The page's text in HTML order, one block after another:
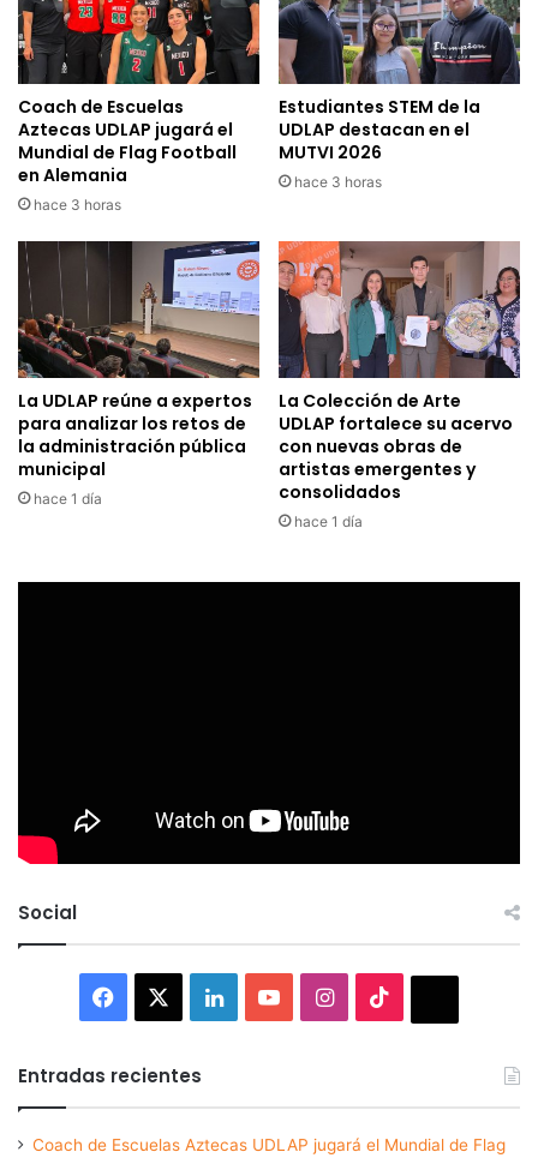
Coach de Escuelas
Aztecas UDLAP jugará el
Mundial de Flag Football
en Alemania
hace 3 horas
Estudiantes STEM de la
UDLAP destacan en el
MUTVI 2026
hace 3 horas
La UDLAP reúne a expertos
para analizar los retos de
la administración pública
municipal
hace 1 día
La Colección de Arte
UDLAP fortalece su acervo
con nuevas obras de
artistas emergentes y
consolidados
hace 1 día
Social
Facebook LinkedInYouTubeInstagram
Entradas recientes
Coach de Escuelas Aztecas UDLAP jugará el Mundial de Flag